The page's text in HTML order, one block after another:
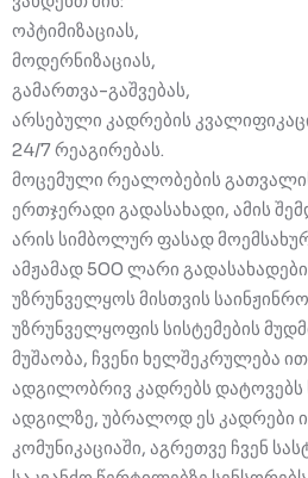
ოპტიმიზაციას,
მოდერნიზაციას,
გამართვა-გაშვებას,
არსებული კადრების
24/7 რეაგირებას.
მოცემული რეალობების
ერთჯერადი გადასახადი, ამის
არის სიმბოლურ ფასად
ამჟამად 500 ლარი
უზრუნველყოს მისთვის
უზრუნველყოფის სისტემების
მუშაობა, ჩვენი ხელშეკრულება
ადგილობრივ კადრებს დატოვებს
ადგილზე, უბრალოდ ეს კადრები
კომუნიკაციაში, აგრეთვე ჩვენ